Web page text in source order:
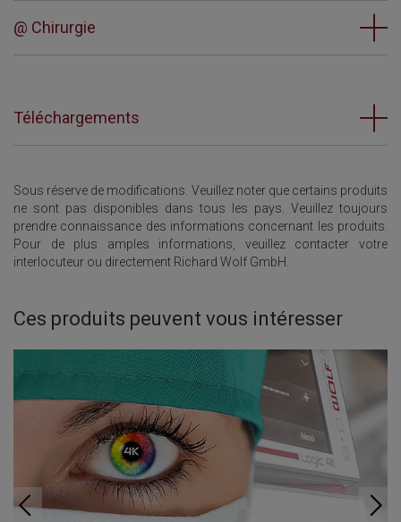
@ Chirurgie
Téléchargements
Sous réserve de modifications. Veuillez noter que certains produits
ne sont pas disponibles dans tous les pays. Veuillez toujours
prendre connaissance des informations concernant les produits.
Pour de plus amples informations, veuillez contacter votre
interlocuteur ou directement Richard Wolf GmbH.
Ces produits peuvent vous intéresser